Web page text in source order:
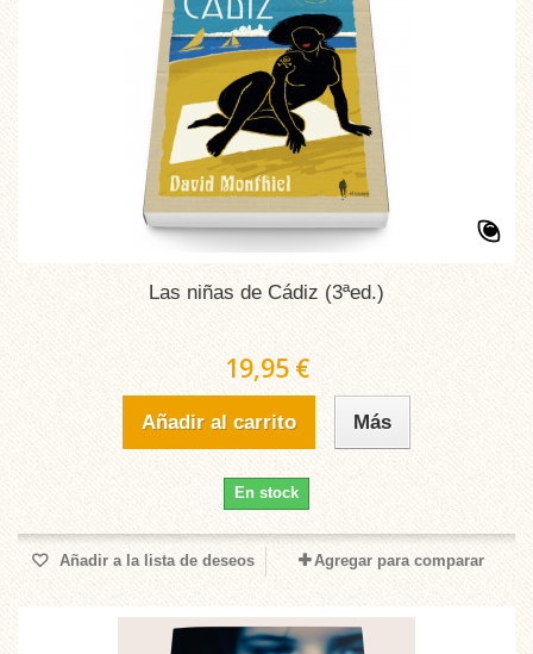
Las niñas de Cádiz (3ªed.)
19,95 €
Añadir al carrito Más
En stock
Añadir a la lista de deseos Agregar para comparar